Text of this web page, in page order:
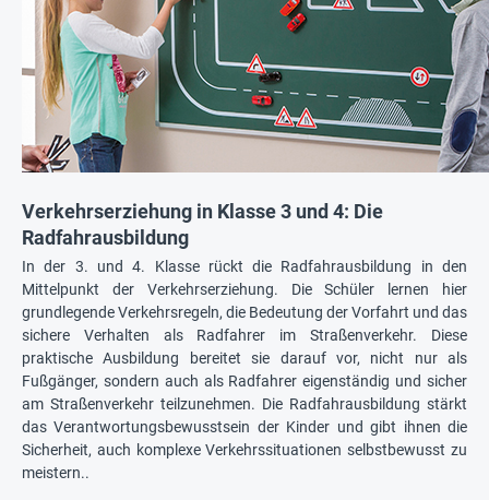
Verkehrserziehung in Klasse 3 und 4: Die
Radfahrausbildung
In der 3. und 4. Klasse rückt die Radfahrausbildung in den
Mittelpunkt der Verkehrserziehung. Die Schüler lernen hier
grundlegende Verkehrsregeln, die Bedeutung der Vorfahrt und das
sichere Verhalten als Radfahrer im Straßenverkehr. Diese
praktische Ausbildung bereitet sie darauf vor, nicht nur als
Fußgänger, sondern auch als Radfahrer eigenständig und sicher
am Straßenverkehr teilzunehmen. Die Radfahrausbildung stärkt
das Verantwortungsbewusstsein der Kinder und gibt ihnen die
Sicherheit, auch komplexe Verkehrssituationen selbstbewusst zu
meistern..